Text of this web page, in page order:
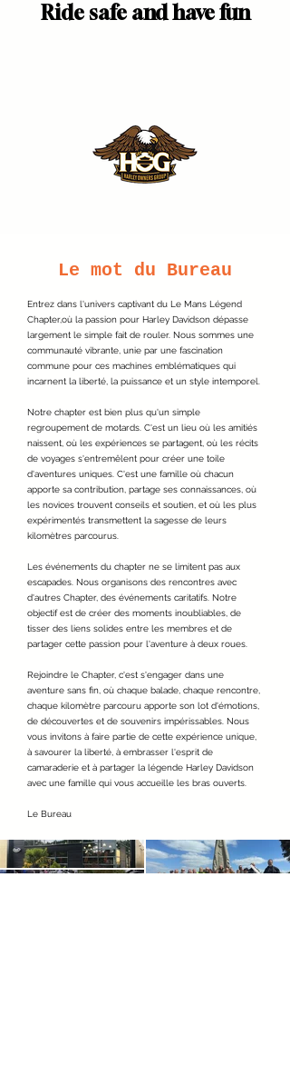
Ride safe and have fun
Le mot du Bureau
Entrez dans l'univers captivant du Le Mans Légend
Chapter,où la passion pour Harley Davidson dépasse
largement le simple fait de rouler. Nous sommes une
communauté vibrante, unie par une fascination
commune pour ces machines emblématiques qui
incarnent la liberté, la puissance et un style intemporel.
Notre chapter est bien plus qu'un simple
regroupement de motards. C'est un lieu où les amitiés
naissent, où les expériences se partagent, où les récits
de voyages s'entremêlent pour créer une toile
d'aventures uniques. C'est une famille où chacun
apporte sa contribution, partage ses connaissances, où
les novices trouvent conseils et soutien, et où les plus
expérimentés transmettent la sagesse de leurs
kilomètres parcourus.
Les événements du chapter ne se limitent pas aux
escapades. Nous organisons des rencontres avec
d'autres Chapter, des événements caritatifs. Notre
objectif est de créer des moments inoubliables, de
tisser des liens solides entre les membres et de
partager cette passion pour l'aventure à deux roues.
Rejoindre le Chapter, c'est s'engager dans une
aventure sans fin, où chaque balade, chaque rencontre,
chaque kilomètre parcouru apporte son lot d'émotions,
de découvertes et de souvenirs impérissables. Nous
vous invitons à faire partie de cette expérience unique,
à savourer la liberté, à embrasser l'esprit de
camaraderie et à partager la légende Harley Davidson
avec une famille qui vous accueille les bras ouverts.
Le Bureau